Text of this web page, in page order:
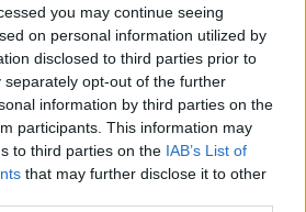
you may continue seeing
on personal information utilized by
disclosed to third parties prior to
separately opt-out of the further
information by third parties on the
participants. This information may
to third parties on the IAB’s List of
that may further disclose it to other
har
dålig kondition –
trenden
av tio stockholmare mår